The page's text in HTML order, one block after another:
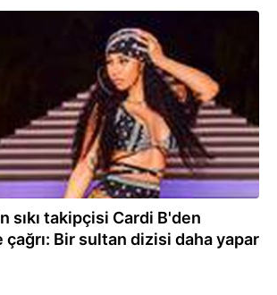
sıkı takipçisi Cardi B'den
Bir sultan dizisi daha yapar